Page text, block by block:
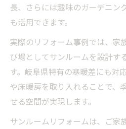
長、さらには趣味のガーデニン
も活用できます。
実際のリフォーム事例では、家
び場としてサンルームを設計す
す。岐阜県特有の寒暖差にも対
や床暖房を取り入れることで、
せる空間が実現します。
サンルームリフォームは、ご家